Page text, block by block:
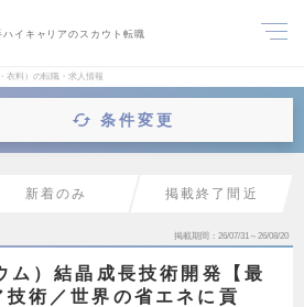
ハイキャリアのスカウト転職
衣料）の転職・求人情報
条件変更
新着のみ 掲載終了間近
掲載期間 26/07/31～26/08/20
ム）結晶成長技術開発【最
術／世界の省エネに貢